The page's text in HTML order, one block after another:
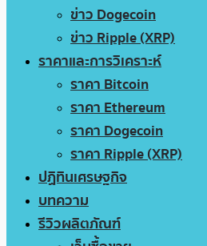
ข่าว Dogecoin
ข่าว Ripple (XRP)
ราคาและการวิเคราะห์
ราคา Bitcoin
ราคา Ethereum
ราคา Dogecoin
ราคา Ripple (XRP)
ปฏิทินเศรษฐกิจ
บทความ
รีวิวผลิตภัณฑ์